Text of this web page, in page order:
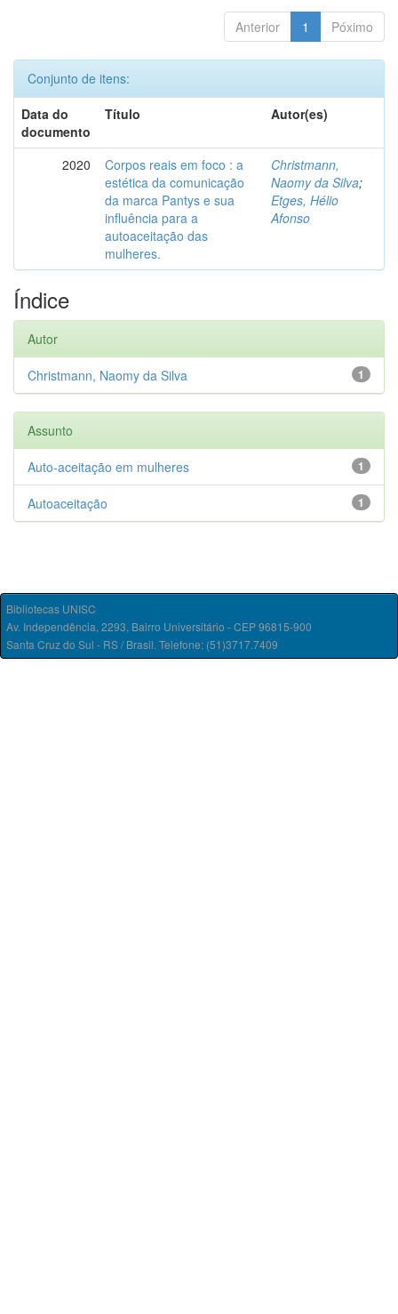
Anterior 1 Póximo
Conjunto de itens:
Data do
documento
Título Autor(es)
2020
Corpos reais em foco : a
estética da comunicação
da marca Pantys e sua
influência para a
autoaceitação das
mulheres.
Christmann,
Naomy da Silva;
Etges, Hélio
Afonso
Índice
Autor
1
Christmann, Naomy da Silva
Assunto
1
Auto-aceitação em mulheres
1
Autoaceitação
Bibliotecas UNISC
Av. Independência, 2293, Bairro Universitário - CEP 96815-900
Santa Cruz do Sul - RS / Brasil. Telefone: (51)3717.7409